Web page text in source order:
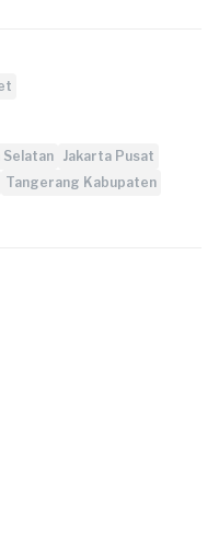
Selatan Jakarta Pusat
Tangerang Kabupaten